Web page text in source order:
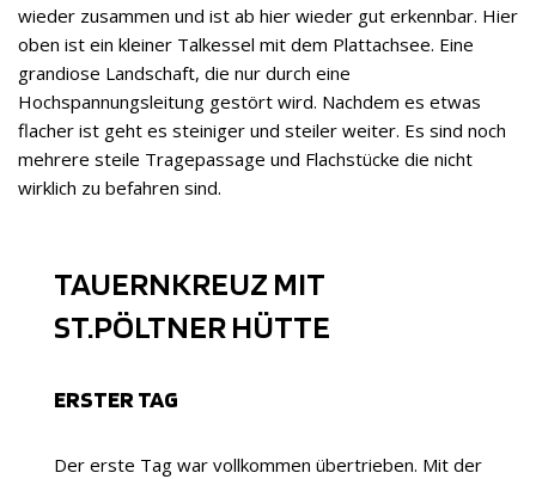
wieder zusammen und ist ab hier wieder gut erkennbar. Hier
oben ist ein kleiner Talkessel mit dem Plattachsee. Eine
grandiose Landschaft, die nur durch eine
Hochspannungsleitung gestört wird. Nachdem es etwas
flacher ist geht es steiniger und steiler weiter. Es sind noch
mehrere steile Tragepassage und Flachstücke die nicht
wirklich zu befahren sind.
TAUERNKREUZ MIT
ST.PÖLTNER HÜTTE
ERSTER TAG
Der erste Tag war vollkommen übertrieben. Mit der